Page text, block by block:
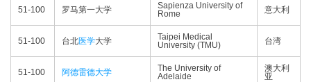
51-100 罗马第一大学
Sapienza University of
Rome
意大利
51-100 台北医学大学
Taipei Medical
University (TMU)
台湾
51-100 阿德雷德大学
The University of
Adelaide
澳大利
亚